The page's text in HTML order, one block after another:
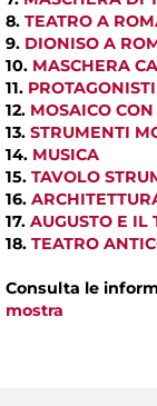
8. TEATRO A
9. DIONISO A
10. MASCHERA
11.
12. MOSAICO
13. STRUMENTI
14. MUSICA
15. TAVOLO
16.
17. AUGUSTO E IL
18. TEATRO
Consulta le
mostra